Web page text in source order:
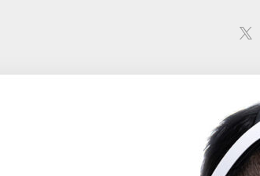
車・バイク